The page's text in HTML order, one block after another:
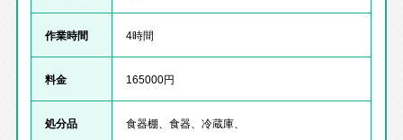
作業時間 4時間
料金 165000円
処分品 食器棚、食器、冷蔵庫、